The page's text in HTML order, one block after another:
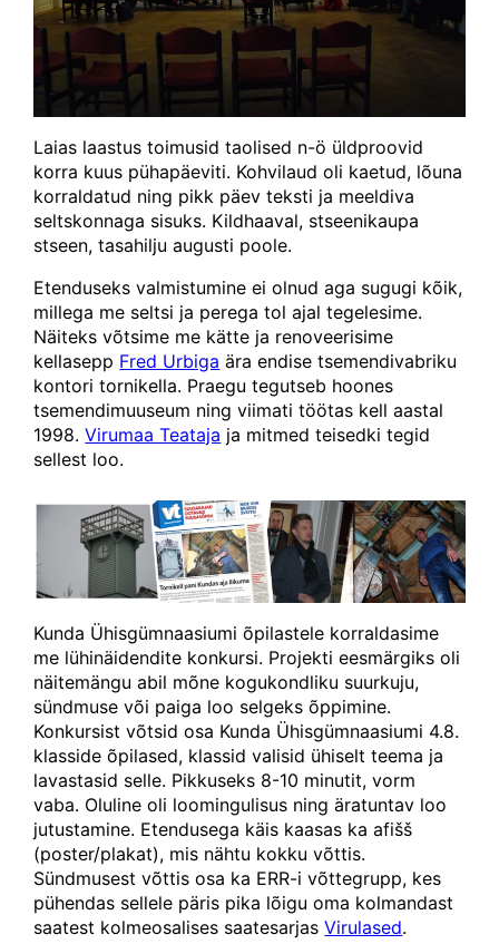
Laias laastus toimusid taolised n-ö üldproovid
korra kuus pühapäeviti. Kohvilaud oli kaetud, lõuna
korraldatud ning pikk päev teksti ja meeldiva
seltskonnaga sisuks. Kildhaaval, stseenikaupa
stseen, tasahilju augusti poole.
Etenduseks valmistumine ei olnud aga sugugi kõik,
millega me seltsi ja perega tol ajal tegelesime.
Näiteks võtsime me kätte ja renoveerisime
kellasepp Fred Urbiga ära endise tsemendivabriku
kontori tornikella. Praegu tegutseb hoones
tsemendimuuseum ning viimati töötas kell aastal
1998.Virumaa Teataja ja mitmed teisedki tegid
sellest loo.
Kunda Ühisgümnaasiumi õpilastele korraldasime
me lühinäidendite konkursi. Projekti eesmärgiks oli
näitemängu abil mõne kogukondliku suurkuju,
sündmuse või paiga loo selgeks õppimine.
Konkursist võtsid osa Kunda Ühisgümnaasiumi 4.8.
klasside õpilased, klassid valisid ühiselt teema ja
lavastasid selle. Pikkuseks 8-10 minutit, vorm
vaba. Oluline oli loomingulisus ning äratuntav loo
jutustamine. Etendusega käis kaasas ka afišš
(poster/plakat), mis nähtu kokku võttis.
Sündmusest võttis osa ka ERR-i võttegrupp, kes
pühendas sellele päris pika lõigu oma kolmandast
saatest kolmeosalises saatesarjasVirulased.